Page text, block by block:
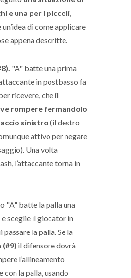
e una per i piccoli,
di come applicare
appena descritte.
"A" batte una prima
in postbasso fa
ricevere, che il
rompere fermandolo
sinistro (il destro
attivo per negare
Una volta
l’attaccante torna in
"A" batte la palla una
sceglie il giocator in
passare la palla. Se la
(#9) il difensore dovrà
l’allineamento
con la palla, usando